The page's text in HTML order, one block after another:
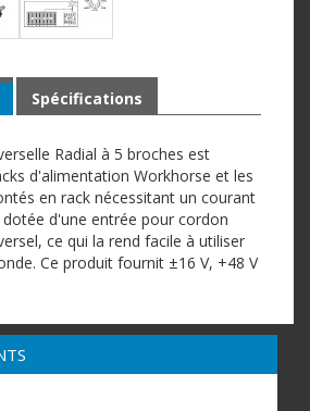
Radial à 5 ​​broches est
d'alimentation Workhorse et les
en rack nécessitant un courant
dotée d'une entrée pour cordon
ce qui la rend facile à utiliser
Ce produit fournit ±16 V, +48 V
Spécifications